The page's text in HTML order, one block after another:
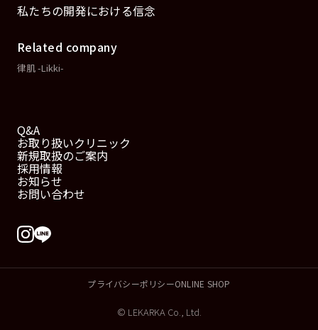
私たちの開発における信念
Related company
律肌 -Likki-
Q&A
お取り扱いクリニック
新規取扱のご案内
採用情報
お知らせ
お問い合わせ
プライバシーポリシーONLINE SHOP
© LEKARKA Co., Ltd.